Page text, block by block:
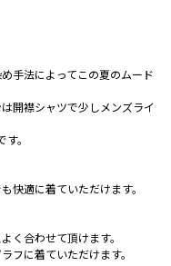
手法によってこの夏のムード
開襟シャツで少しメンズライ
。
快適に着ていただけます。
く合わせて頂けます。
フに着ていただけます。